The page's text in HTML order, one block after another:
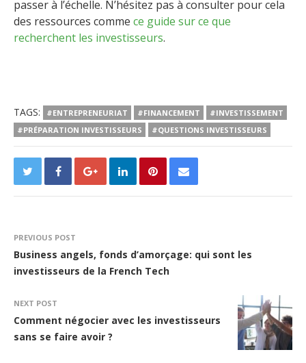
passer à l’échelle. N’hésitez pas à consulter pour cela
des ressources comme ce guide sur ce que
recherchent les investisseurs.
TAGS: #ENTREPRENEURIAT #FINANCEMENT
#INVESTISSEMENT
#PRÉPARATION INVESTISSEURS
#QUESTIONS INVESTISSEURS
PREVIOUS POST
Business angels, fonds d’amorçage: qui sont les
investisseurs de la French Tech
NEXT POST
Comment négocier avec les investisseurs
sans se faire avoir ?